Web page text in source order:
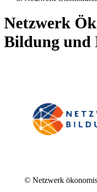
Netzwerk
Bildung und
© Netzwerk